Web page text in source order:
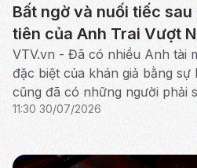
Bất ngờ và nuối tiếc sau
tiên của Anh Trai Vượt
2026
VTV.vn - Đã có nhiều Anh tài
đặc biệt của khán giả bằng
cũng đã có những người phải
11:30 30/07/2026